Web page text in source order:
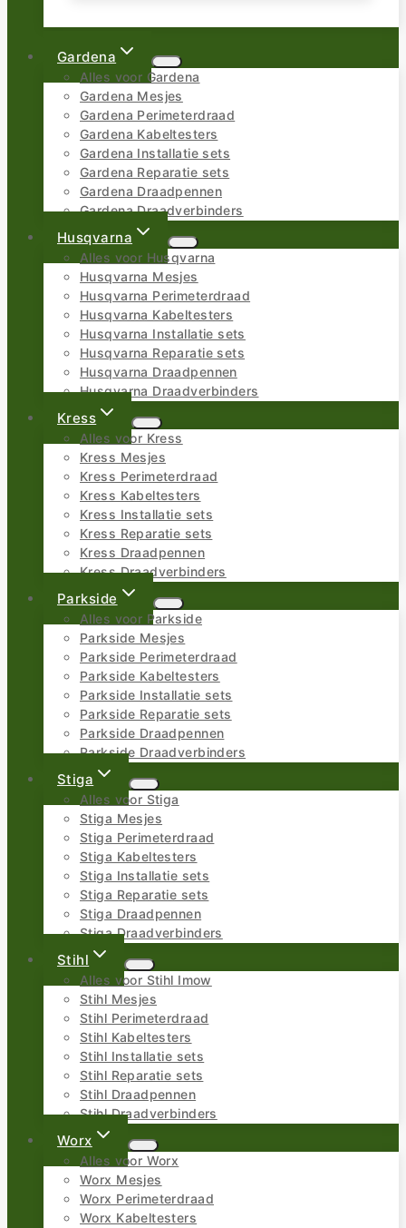
Gardena
Alles voor Gardena
Gardena Mesjes
Gardena Perimeterdraad
Gardena Kabeltesters
Gardena Installatie sets
Gardena Reparatie sets
Gardena Draadpennen
Gardena Draadverbinders
Husqvarna
Alles voor Husqvarna
Husqvarna Mesjes
Husqvarna Perimeterdraad
Husqvarna Kabeltesters
Husqvarna Installatie sets
Husqvarna Reparatie sets
Husqvarna Draadpennen
Husqvarna Draadverbinders
Kress
Alles voor Kress
Kress Mesjes
Kress Perimeterdraad
Kress Kabeltesters
Kress Installatie sets
Kress Reparatie sets
Kress Draadpennen
Kress Draadverbinders
Parkside
Alles voor Parkside
Parkside Mesjes
Parkside Perimeterdraad
Parkside Kabeltesters
Parkside Installatie sets
Parkside Reparatie sets
Parkside Draadpennen
Parkside Draadverbinders
Stiga
Alles voor Stiga
Stiga Mesjes
Stiga Perimeterdraad
Stiga Kabeltesters
Stiga Installatie sets
Stiga Reparatie sets
Stiga Draadpennen
Stiga Draadverbinders
Stihl
Alles voor Stihl Imow
Stihl Mesjes
Stihl Perimeterdraad
Stihl Kabeltesters
Stihl Installatie sets
Stihl Reparatie sets
Stihl Draadpennen
Stihl Draadverbinders
Worx
Alles voor Worx
Worx Mesjes
Worx Perimeterdraad
Worx Kabeltesters